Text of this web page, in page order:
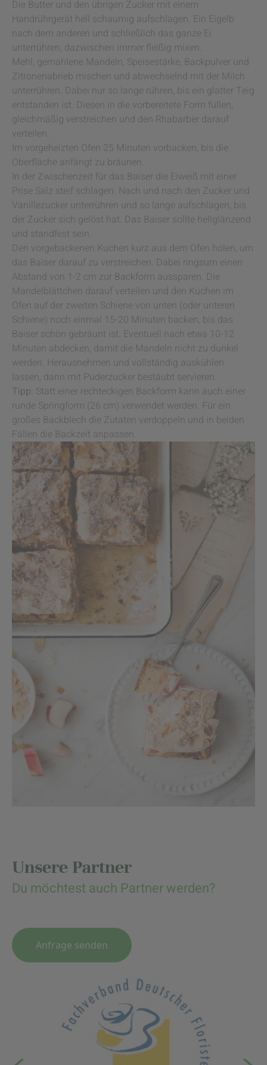
Die Butter und den übrigen Zucker mit einem
Handrührgerät hell schaumig aufschlagen. Ein Eigelb
nach dem anderen und schließlich das ganze Ei
unterrühren, dazwischen immer fleißig mixen.
Mehl, gemahlene Mandeln, Speisestärke, Backpulver und
Zitronenabrieb mischen und abwechselnd mit der Milch
unterrühren. Dabei nur so lange rühren, bis ein glatter Teig
entstanden ist. Diesen in die vorbereitete Form füllen,
gleichmäßig verstreichen und den Rhabarber darauf
verteilen.
Im vorgeheizten Ofen 25 Minuten vorbacken, bis die
Oberfläche anfängt zu bräunen.
In der Zwischenzeit für das Baiser die Eiweiß mit einer
Prise Salz steif schlagen. Nach und nach den Zucker und
Vanillezucker unterrühren und so lange aufschlagen, bis
der Zucker sich gelöst hat. Das Baiser sollte hellglänzend
und standfest sein.
Den vorgebackenen Kuchen kurz aus dem Ofen holen, um
das Baiser darauf zu verstreichen. Dabei ringsum einen
Abstand von 1-2 cm zur Backform aussparen. Die
Mandelblättchen darauf verteilen und den Kuchen im
Ofen auf der zweiten Schiene von unten (oder unteren
Schiene) noch einmal 15-20 Minuten backen, bis das
Baiser schön gebräunt ist. Eventuell nach etwa 10-12
Minuten abdecken, damit die Mandeln nicht zu dunkel
werden. Herausnehmen und vollständig auskühlen
lassen, dann mit Puderzucker bestäubt servieren.
Tipp: Statt einer rechteckigen Backform kann auch einer
runde Springform (26 cm) verwendet werden. Für ein
großes Backblech die Zutaten verdoppeln und in beiden
Fällen die Backzeit anpassen.
Unsere Partner
Du möchtest auch Partner werden?
Anfrage senden